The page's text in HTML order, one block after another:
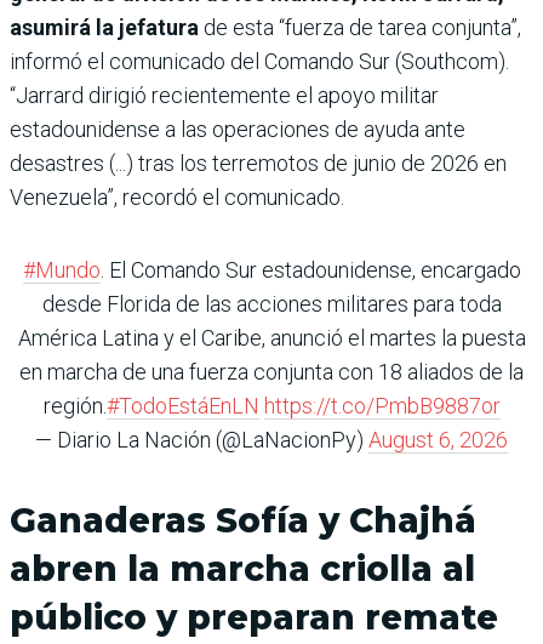
asumirá la jefatura de esta “fuerza de tarea conjunta”,
informó el comunicado del Comando Sur (Southcom).
“Jarrard dirigió recientemente el apoyo militar
estadounidense a las operaciones de ayuda ante
desastres (...) tras los terremotos de junio de 2026 en
Venezuela”, recordó el comunicado.
#Mundo. El Comando Sur estadounidense, encargado
desde Florida de las acciones militares para toda
América Latina y el Caribe, anunció el martes la puesta
en marcha de una fuerza conjunta con 18 aliados de la
región.#TodoEstáEnLN https://t.co/PmbB9887or
— Diario La Nación (@LaNacionPy) August 6, 2026
Ganaderas Sofía y Chajhá
abren la marcha criolla al
público y preparan remate